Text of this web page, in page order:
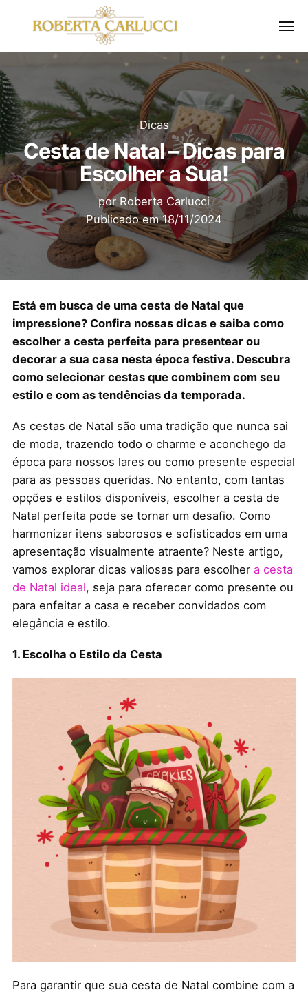
Dicas
Cesta de Natal – Dicas para
Escolher a Sua!
por Roberta Carlucci
Publicado em18/11/2024
Está em busca de uma cesta de Natal que
impressione? Confira nossas dicas e saiba como
escolher a cesta perfeita para presentear ou
decorar a sua casa nesta época festiva. Descubra
como selecionar cestas que combinem com seu
estilo e com as tendências da temporada.
As cestas de Natal são uma tradição que nunca sai
de moda, trazendo todo o charme e aconchego da
época para nossos lares ou como presente especial
para as pessoas queridas. No entanto, com tantas
opções e estilos disponíveis, escolher a cesta de
Natal perfeita pode se tornar um desafio. Como
harmonizar itens saborosos e sofisticados em uma
apresentação visualmente atraente? Neste artigo,
vamos explorar dicas valiosas para escolher a cesta
de Natal ideal, seja para oferecer como presente ou
para enfeitar a casa e receber convidados com
elegância e estilo.
1. Escolha o Estilo da Cesta
Para garantir que sua cesta de Natal combine com a